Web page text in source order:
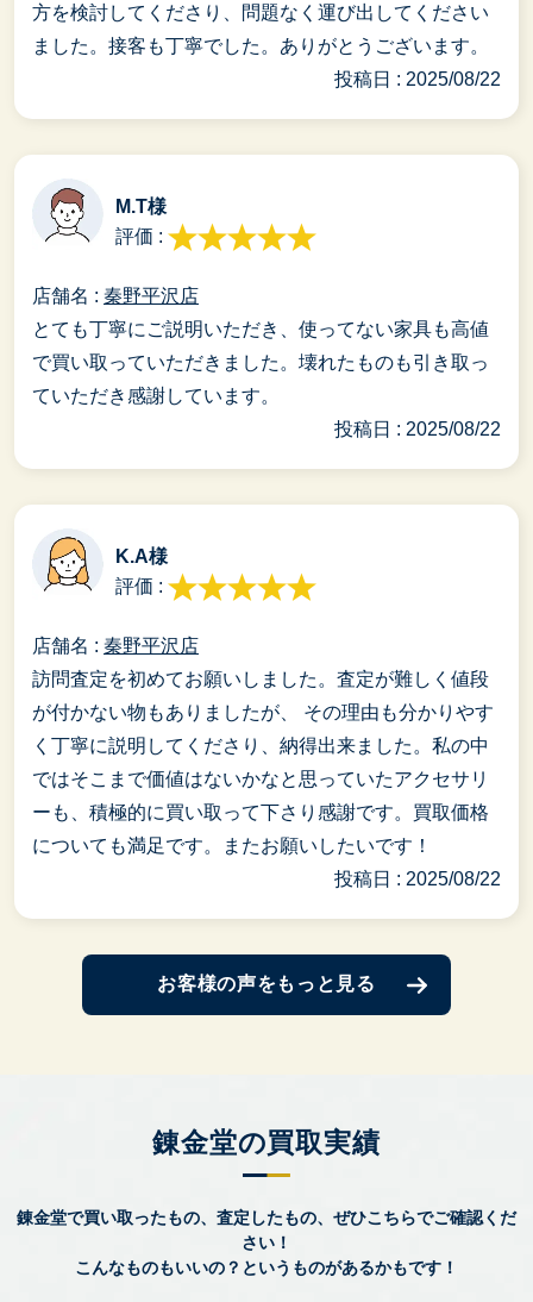
方を検討してくださり、問題なく運び出してください
ました。接客も丁寧でした。ありがとうございます。
投稿日 : 2025/08/22
M.T様
評価 :
店舗名 : 秦野平沢店
とても丁寧にご説明いただき、使ってない家具も高値
で買い取っていただきました。壊れたものも引き取っ
ていただき感謝しています。
投稿日 : 2025/08/22
K.A様
評価 :
店舗名 : 秦野平沢店
訪問査定を初めてお願いしました。査定が難しく値段
が付かない物もありましたが、 その理由も分かりやす
く丁寧に説明してくださり、納得出来ました。私の中
ではそこまで価値はないかなと思っていたアクセサリ
ーも、積極的に買い取って下さり感謝です。買取価格
についても満足です。またお願いしたいです！
投稿日 : 2025/08/22
お客様の声をもっと見る
錬金堂の買取実績
錬金堂で買い取ったもの、査定したもの、ぜひこちらでご確認くだ
さい！
こんなものもいいの？というものがあるかもです！